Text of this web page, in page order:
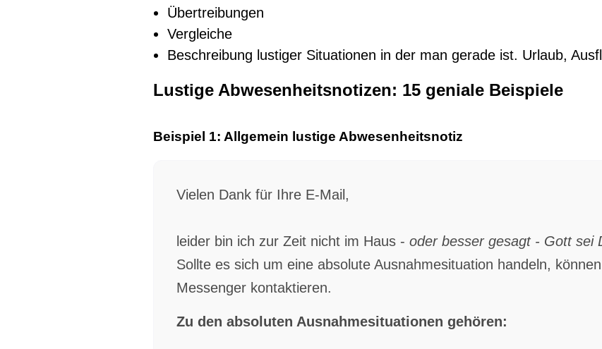
Übertreibungen
Vergleiche
Beschreibung lustiger Situationen in der man gerade ist. Urlaub,
Lustige Abwesenheitsnotizen: 15 geniale Beispiele
Beispiel 1: Allgemein lustige Abwesenheitsnotiz
Vielen Dank für Ihre E-Mail,
leider bin ich zur Zeit nicht im Haus - oder besser gesagt - Gott sei
Sollte es sich um eine absolute Ausnahmesituation handeln,
Messenger kontaktieren.
Zu den absoluten Ausnahmesituationen gehören: